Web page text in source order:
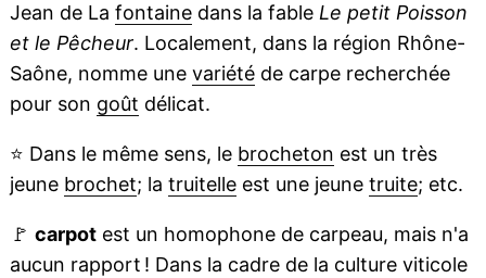
Jean de La fontainedans la fable Le petit Poisson
et le Pêcheur. Localement, dans la région Rhône-
Saône, nomme une variétéde carpe recherchée
pour son goût délicat.
⭐ Dans le même sens, le brocheton est un très
jeune brochet; la truitelleest une jeune truite; etc.
🚩 carpotest un homophone de carpeau, mais n'a
aucun rapport ! Dans la cadre de la culture viticole